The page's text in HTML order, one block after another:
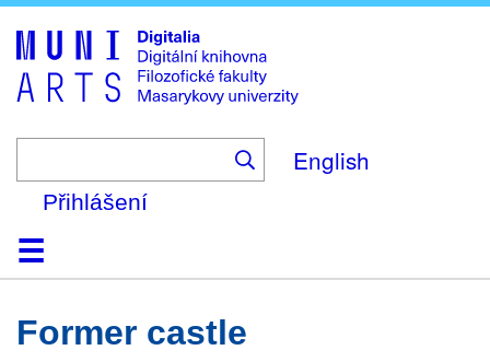
to
main
content
English
Přihlášení
DomůKolekce
Prohlížení
Vyhledávání
O platformě
Nápověda
KontaktDigitalia
former castle